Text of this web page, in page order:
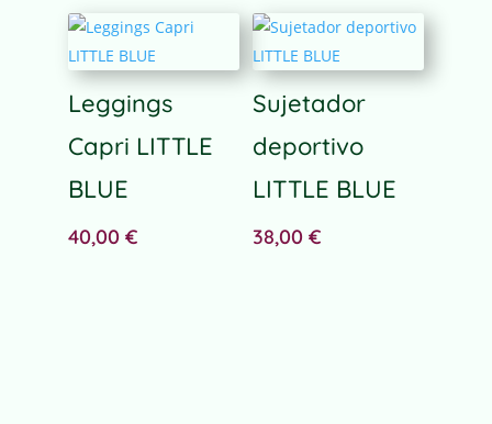
t
e
n
t
v
Leggings
Capri LITTLE
BLUE
40,00 €
Sujetador
deportivo
LITTLE BLUE
38,00€